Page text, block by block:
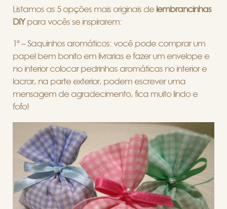
Listamos as 5 opções mais originais de lembrancinhas
DIYpara vocês se inspirarem:
1º – Saquinhos aromáticos: você pode comprar um
papel bem bonito em livrarias e fazer um envelope e
no interior colocar pedrinhas aromáticas no interior e
lacrar, na parte exterior, podem escrever uma
mensagem de agradecimento, fica muito lindo e
fofo!